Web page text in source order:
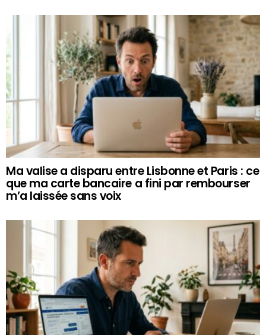
Ma valise a disparu entre Lisbonne et Paris : ce
que ma carte bancaire a fini par rembourser
m’a laissée sans voix